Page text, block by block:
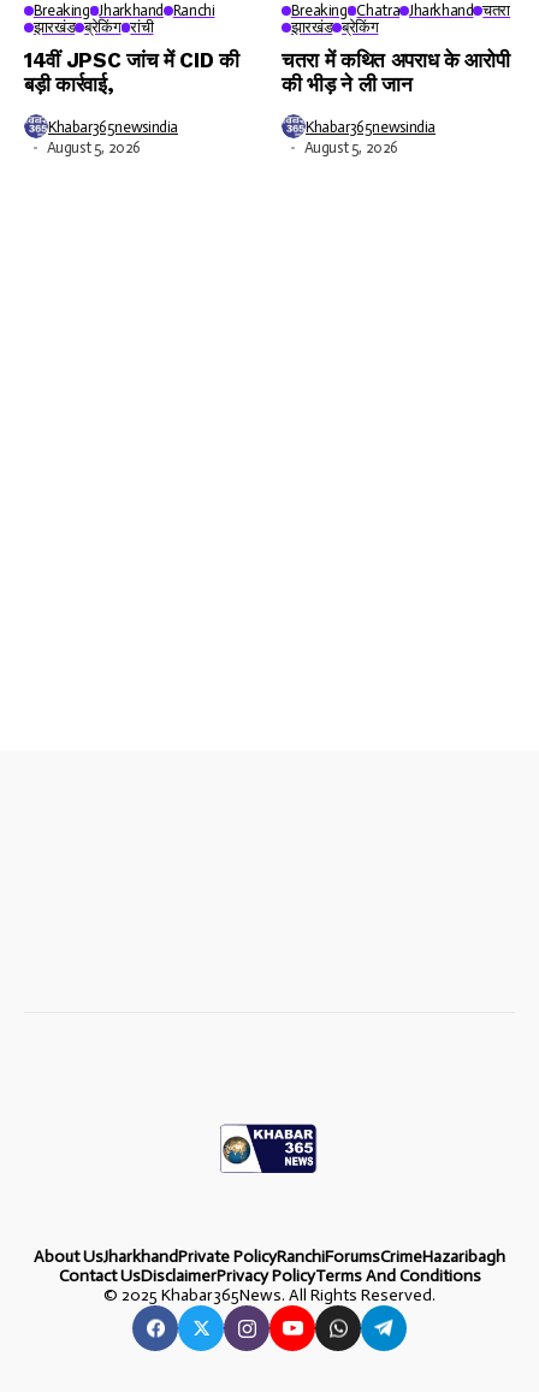
Breaking Jharkhand
Ranchi
झारखंड ब्रेकिंग रांची
14वीं JPSC जांच में CID की
बड़ी कार्रवाई,
Khabar365newsindia
August 5, 2026
Breaking Chatra Jharkhand चतरा
झारखंड ब्रेकिंग
चतरा में कथित अपराध के आरोपी
की भीड़ ने ली जान
Khabar365newsindia
August 5, 2026
About UsJharkhandPrivate PolicyRanchiForumsCrimeHazaribagh
Contact UsDisclaimerPrivacy PolicyTerms And Conditions
© 2025 Khabar365News. All Rights Reserved.